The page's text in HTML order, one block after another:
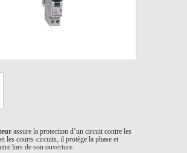
assure la protection d’un circuit contre les
les courts-circuits, il protège la phase et
lors de son ouverture.